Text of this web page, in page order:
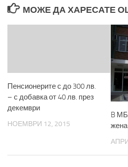
МОЖЕ ДА ХАРЕСАТЕ
Пенсионерите с до 300 лв.
– с добавка от 40 лв. през
декември
НОЕМВРИ 12, 2015
B
жена